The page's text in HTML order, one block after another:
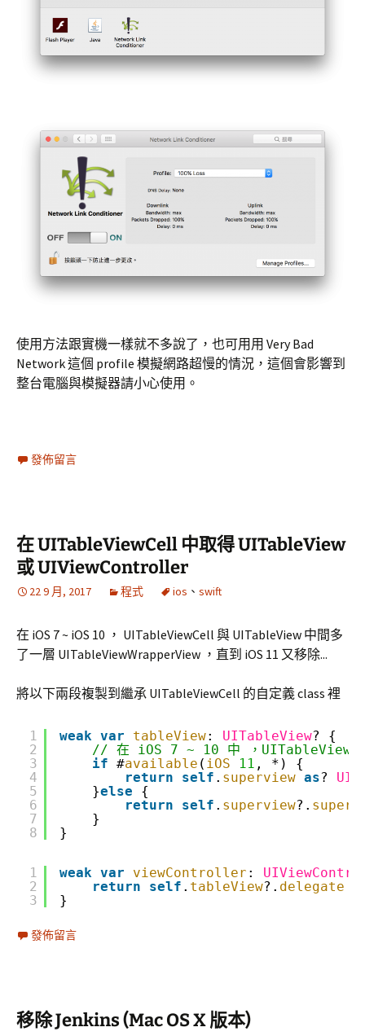
使用方法跟實機一樣就不多說了，也可用用 Very Bad
Network 這個 profile 模擬網路超慢的情況，這個會影響到
整台電腦與模擬器請小心使用。
發佈留言
在 UITableViewCell 中取得 UITableView
或 UIViewController
22 9 月, 2017 程式 ios 、 swift
在 iOS 7 ~ iOS 10 ， UITableViewCell 與 UITableView 中間多
了一層 UITableViewWrapperView ，直到 iOS 11 又移除...
將以下兩段複製到繼承 UITableViewCell 的自定義 class 裡
1
2
3
4
5
6
7
8
weak var tableView: UITableView? {
// 在 iOS 7 ~ 10 中 ，
if #available ( iOS 11 , *) {
return
self . superview as?
}else
{
return
self . superview?.
}
}
1
2
3
weak var viewController :
return
self . tableView?. delegate
}
發佈留言
移除 Jenkins (Mac OS X 版本)